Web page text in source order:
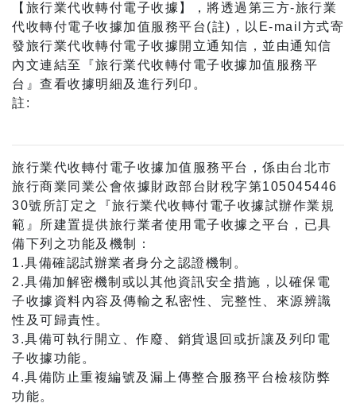
【旅行業代收轉付電子收據】，將透過第三方-旅行業
代收轉付電子收據加值服務平台(註)，以E-mail方式寄
發旅行業代收轉付電子收據開立通知信，並由通知信
內文連結至『旅行業代收轉付電子收據加值服務平
台』查看收據明細及進行列印。
註:
旅行業代收轉付電子收據加值服務平台，係由台北市
旅行商業同業公會依據財政部台財稅字第105045446
30號所訂定之『旅行業代收轉付電子收據試辦作業規
範』所建置提供旅行業者使用電子收據之平台，已具
備下列之功能及機制：
1.具備確認試辦業者身分之認證機制。
2.具備加解密機制或以其他資訊安全措施，以確保電
子收據資料內容及傳輸之私密性、完整性、來源辨識
性及可歸責性。
3.具備可執行開立、作廢、銷貨退回或折讓及列印電
子收據功能。
4.具備防止重複編號及漏上傳整合服務平台檢核防弊
功能。